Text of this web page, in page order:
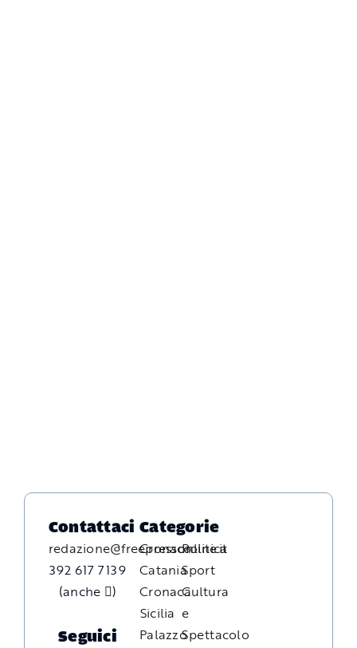
Contattaci
redazione@freepressonline.it
392 617 7139
(anche
)
Seguici
Categorie
Cronaca
Catania
Cronaca
Sicilia
Palazzo
Politica
Sport
Cultura
e
Spettacolo